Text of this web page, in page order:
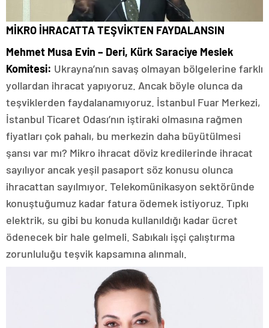
MİKRO İHRACATTA TEŞVİKTEN FAYDALANSIN
Mehmet Musa Evin – Deri, Kürk Saraciye Meslek
Komitesi: Ukrayna’nın savaş olmayan bölgelerine farklı
yollardan ihracat yapıyoruz. Ancak böyle olunca da
teşviklerden faydalanamıyoruz. İstanbul Fuar Merkezi,
İstanbul Ticaret Odası’nın iştiraki olmasına rağmen
fiyatları çok pahalı, bu merkezin daha büyütülmesi
şansı var mı? Mikro ihracat döviz kredilerinde ihracat
sayılıyor ancak yeşil pasaport söz konusu olunca
ihracattan sayılmıyor. Telekomünikasyon sektöründe
konuştuğumuz kadar fatura ödemek istiyoruz. Tıpkı
elektrik, su gibi bu konuda kullanıldığı kadar ücret
ödenecek bir hale gelmeli. Sabıkalı işçi çalıştırma
zorunluluğu teşvik kapsamına alınmalı.